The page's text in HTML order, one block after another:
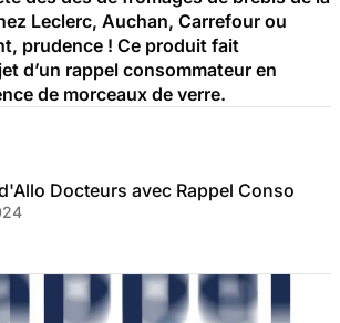
Leclerc, Auchan, Carrefour ou
prudence ! Ce produit fait
d’un rappel consommateur en
de morceaux de verre.
Docteurs avec Rappel Conso